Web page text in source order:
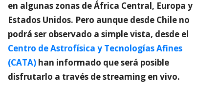
en algunas zonas de África Central, Europa y
Estados Unidos. Pero aunque desde Chile no
podrá ser observado a simple vista, desde el
Centro de Astrofísica y Tecnologías Afines
(CATA) han informado que será posible
disfrutarlo a través de streaming en vivo.